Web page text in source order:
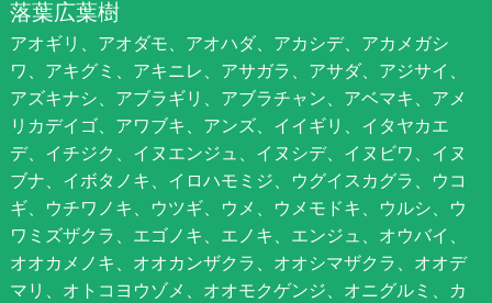
落葉広葉樹
アオギリ、アオダモ、アオハダ、アカシデ、アカメガシ
ワ、アキグミ、アキニレ、アサガラ、アサダ、アジサイ、
アズキナシ、アブラギリ、アブラチャン、アベマキ、アメ
リカデイゴ、アワブキ、アンズ、イイギリ、イタヤカエ
デ、イチジク、イヌエンジュ、イヌシデ、イヌビワ、イヌ
ブナ、イボタノキ、イロハモミジ、ウグイスカグラ、ウコ
ギ、ウチワノキ、ウツギ、ウメ、ウメモドキ、ウルシ、ウ
ワミズザクラ、エゴノキ、エノキ、エンジュ、オウバイ、
オオカメノキ、オオカンザクラ、オオシマザクラ、オオデ
マリ、オトコヨウゾメ、オオモクゲンジ、オニグルミ、カ